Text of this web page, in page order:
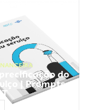
precificação do
| Prompts